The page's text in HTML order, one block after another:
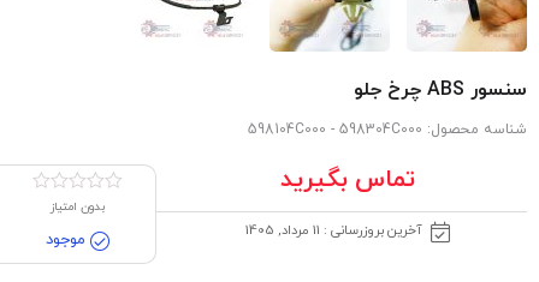
سنسور ABS چرخ جلو
شناسه محصول: 598104C000 - 598304C000
تماس بگیرید
آخرین بروزرسانی : 11 مرداد, 1405
بدون امتیاز
موجود